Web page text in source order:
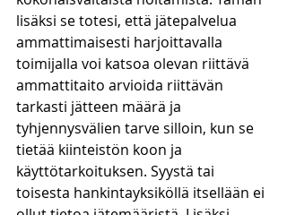
lisäksi se totesi, että jätepalvelua
ammattimaisesti harjoittavalla
toimijalla voi katsoa olevan riittävä
ammattitaito arvioida riittävän
tarkasti jätteen määrä ja
tyhjennysvälien tarve silloin, kun se
tietää kiinteistön koon ja
käyttötarkoituksen. Syystä tai
toisesta hankintayksiköllä itsellään ei